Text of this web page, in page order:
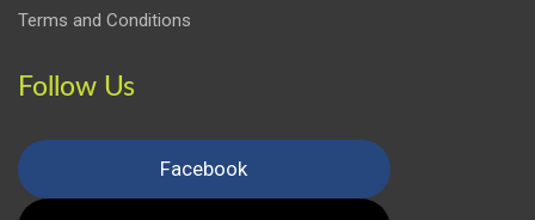
Terms and Conditions
Follow Us
Facebook